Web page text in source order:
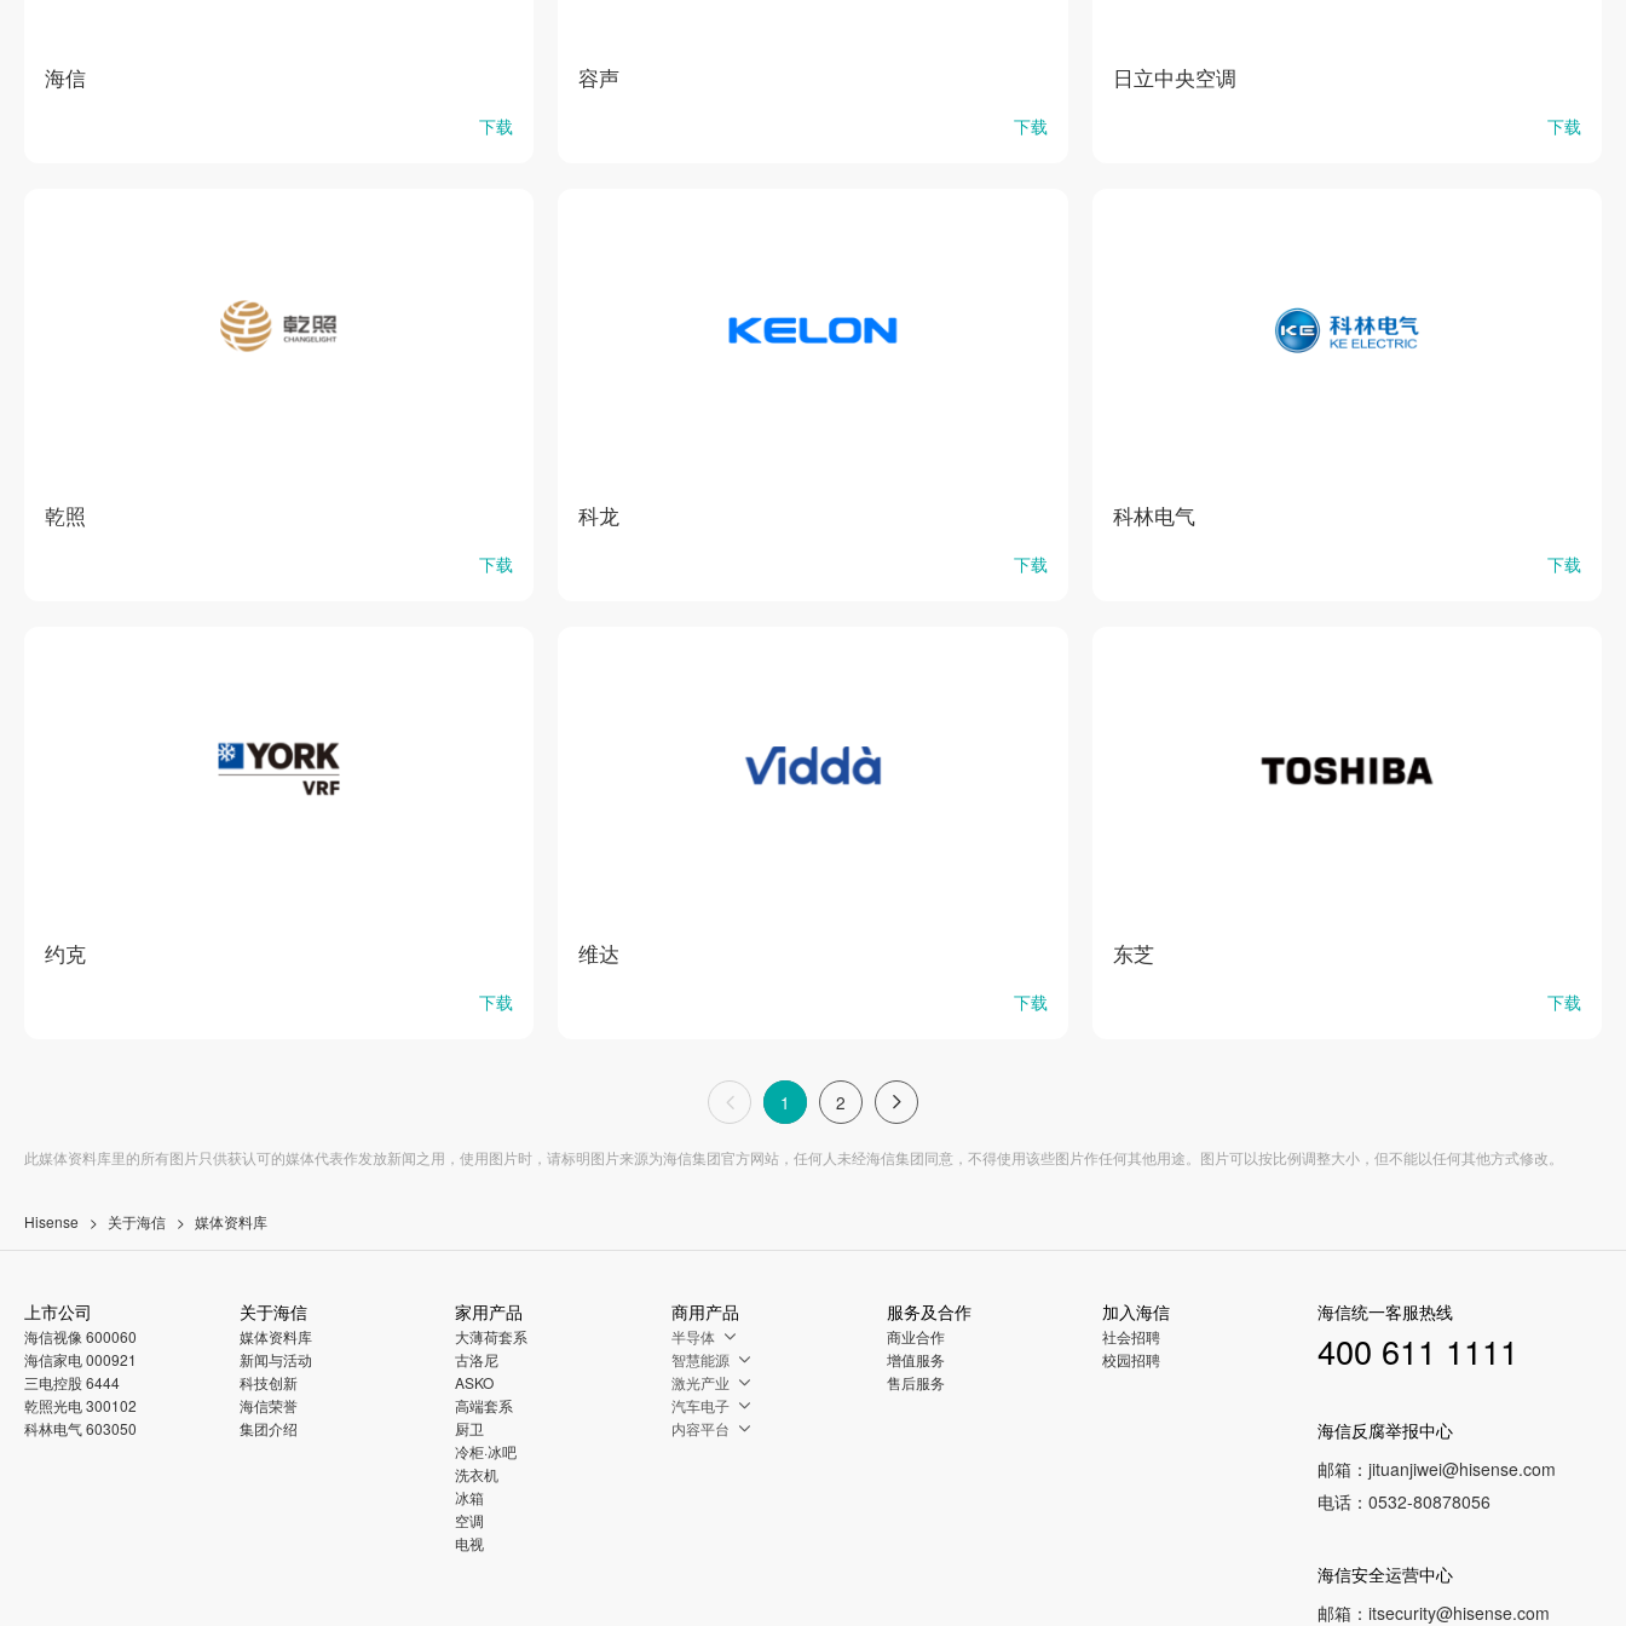
海信
下载
容声
下载
日立中央空调
下载
乾照
下载
科龙
下载
科林电气
下载
约克
下载
维达
下载
东芝
下载
1 2
此媒体资料库里的所有图片只供获认可的媒体代表作发放新闻之用，使用图片时，请标明图片来源为海信集团官方网站，任何人未经海信集团同意，不得使用该些图片作任何其他用途。图片可以按比例调整大小，但不能以任何其他方式修改。
Hisense 关于海信 媒体资料库
上市公司
海信视像 600060
海信家电 000921
三电控股 6444
乾照光电 300102
科林电气 603050
关于海信
媒体资料库
新闻与活动
科技创新
海信荣誉
集团介绍
家用产品
大薄荷套系
古洛尼
ASKO
高端套系
厨卫
冷柜·冰吧
洗衣机
冰箱
空调
电视
商用产品
半导体
智慧能源
激光产业
汽车电子
内容平台
服务及合作
商业合作
增值服务
售后服务
加入海信
社会招聘
校园招聘
海信统一客服热线
400 611 1111
海信反腐举报中心
邮箱：jituanjiwei@hisense.com
电话：0532-80878056
海信安全运营中心
邮箱：itsecurity@hisense.com